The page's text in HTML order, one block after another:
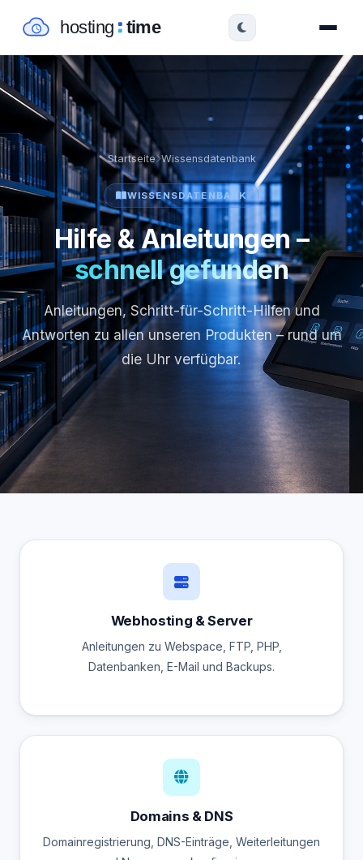
Startseite Wissensdatenbank
WISSENSDATENBANK
Hilfe & Anleitungen –
schnell gefunden
Anleitungen, Schritt-für-Schritt-Hilfen und
Antworten zu allen unseren Produkten – rund um
die Uhr verfügbar.
Webhosting & Server
Anleitungen zu Webspace, FTP, PHP,
Datenbanken, E-Mail und Backups.
Domains & DNS
Domainregistrierung, DNS-Einträge, Weiterleitungen